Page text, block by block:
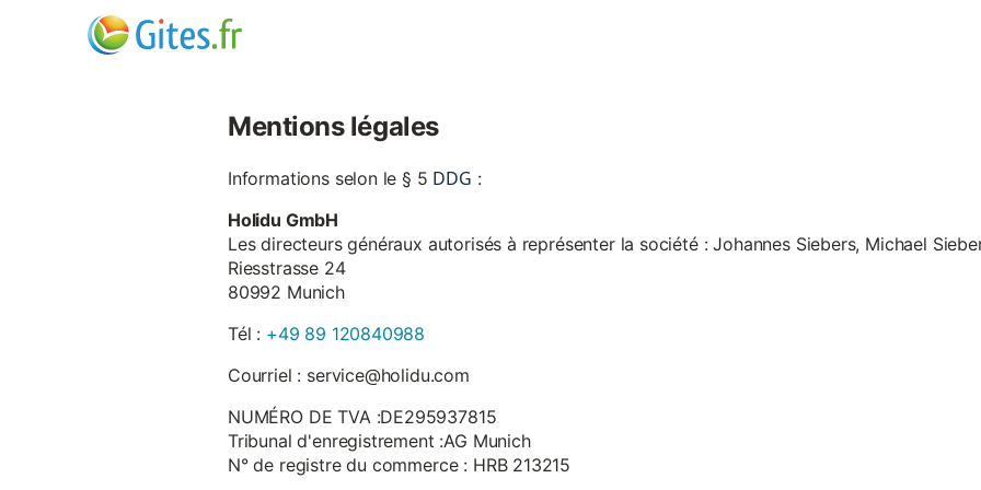
Mentions légales
Informations selon le § 5 DDG :
Holidu GmbH
Les directeurs généraux autorisés à représenter la société : Johannes Siebers, Michael
Riesstrasse 24
80992 Munich
Tél : +49 89 120840988
Courriel : service@holidu.com
NUMÉRO DE TVA :DE295937815
Tribunal d'enregistrement :AG Munich
N° de registre du commerce : HRB 213215